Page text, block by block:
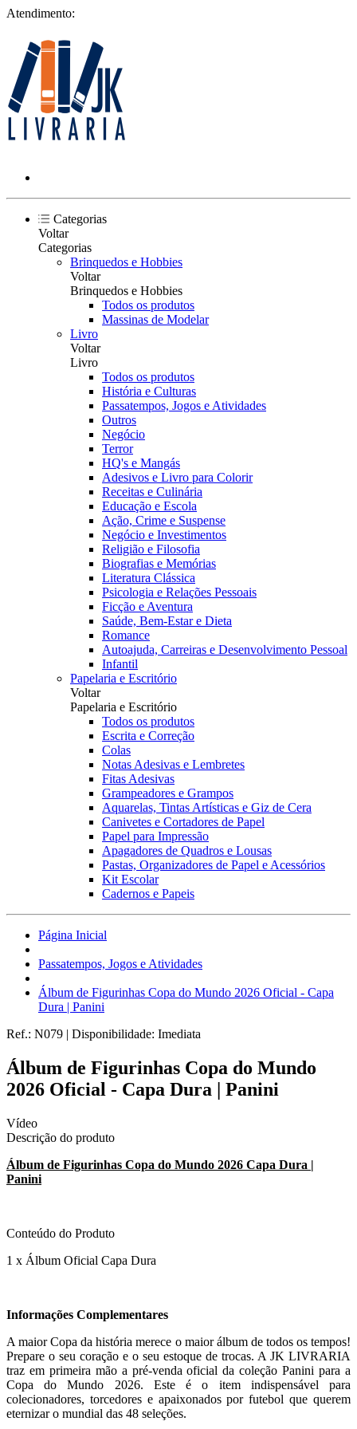
Atendimento:
Categorias
Voltar
Categorias
Brinquedos e Hobbies
Voltar
Brinquedos e Hobbies
Todos os produtos
Massinas de Modelar
Livro
Voltar
Livro
Todos os produtos
História e Culturas
Passatempos, Jogos e Atividades
Outros
Negócio
Terror
HQ's e Mangás
Adesivos e Livro para Colorir
Receitas e Culinária
Educação e Escola
Ação, Crime e Suspense
Negócio e Investimentos
Religião e Filosofia
Biografias e Memórias
Literatura Clássica
Psicologia e Relações Pessoais
Ficção e Aventura
Saúde, Bem-Estar e Dieta
Romance
Autoajuda, Carreiras e Desenvolvimento Pessoal
Infantil
Papelaria e Escritório
Voltar
Papelaria e Escritório
Todos os produtos
Escrita e Correção
Colas
Notas Adesivas e Lembretes
Fitas Adesivas
Grampeadores e Grampos
Aquarelas, Tintas Artísticas e Giz de Cera
Canivetes e Cortadores de Papel
Papel para Impressão
Apagadores de Quadros e Lousas
Pastas, Organizadores de Papel e Acessórios
Kit Escolar
Cadernos e Papeis
Página Inicial
Passatempos, Jogos e Atividades
Álbum de Figurinhas Copa do Mundo 2026 Oficial - Capa
Dura | Panini
Ref.: N079 | Disponibilidade: Imediata
Álbum de Figurinhas Copa do Mundo
2026 Oficial - Capa Dura | Panini
Vídeo
Descrição do produto
Álbum de Figurinhas Copa do Mundo 2026 Capa Dura |
Panini
Conteúdo do Produto
1 x Álbum Oficial Capa Dura
Informações Complementares
A maior Copa da história merece o maior álbum de todos os tempos!
Prepare o seu coração e o seu estoque de trocas. A JK LIVRARIA
traz em primeira mão a pré-venda oficial da coleção Panini para a
Copa do Mundo 2026. Este é o item indispensável para
colecionadores, torcedores e apaixonados por futebol que querem
eternizar o mundial das 48 seleções.